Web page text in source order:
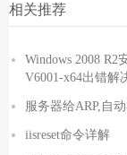
相关推荐
Windows 2008 R2
V6001-x64出错解
服务器给ARP,自
iisreset命令详解